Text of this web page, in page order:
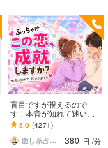
盲目ですが視えるので
す！本音が知れて迷いが
消えます 合わない理由を
見つけ出し整えて一番楽
に噛み合う未来へ導きま
5.0 (4271)
癒し系占い師 まるタロー
380 円 /分